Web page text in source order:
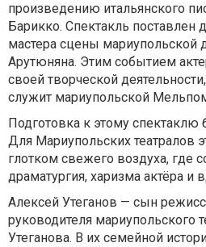
произведению итальянского
Барикко. Спектакль поставлен
мастера сцены мариупольской
Арутюняна. Этим событием
своей творческой
служит мариупольской
Подготовка к этому спектаклю
Для Мариупольских театралов
глотком свежего воздуха, где
драматургия, харизма актёра и
Алексей Утеганов — сын
руководителя мариупольского
Утеганова. В их семейной